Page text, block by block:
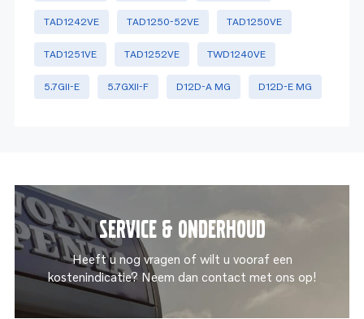
TAD1242VE TAD1250-52VE TAD1250VE
TAD1251VE TAD1252VE TWD1240VE
5.7GiI-E 5.7GXiI-F D12D-A MG D12D-E MG
Service & onderhoud
Heeft u nog vragen of wilt u vooraf een
kostenindicatie? Neem dan contact met ons op!